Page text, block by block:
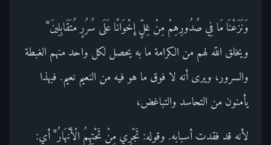
وَنَزَعْنَا مَا فِي صُدُورِهِمْ مِنْ غِلٍّ إِخْوَانًا عَلَى سُرُرٍ مُتَقَابِلِينَ ْ
ويخلق اللّه لهم من الكرامة ما به يحصل لكل واحد منهم الغبطة
والسرور، ويرى أنه لا فوق ما هو فيه من النعيم نعيم. فبهذا
يأمنون من التحاسد والتباغض،
لأنه قد فقدت أسبابه. وقوله: تَجْرِي مِنْ تَحْتِهِمُ الْأَنْهَارُ ْ أي: